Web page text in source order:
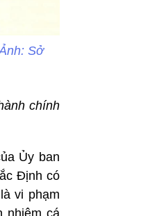
Sở
chính
Ủy ban
Định có
vi phạm